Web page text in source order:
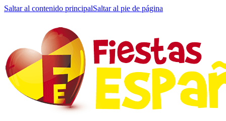
Saltar al contenido principalSaltar al pie de página